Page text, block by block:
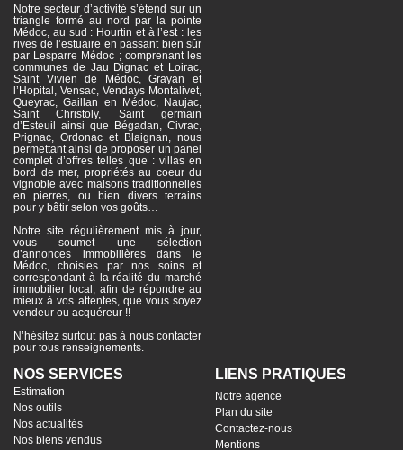
Notre secteur d’activité s’étend sur un
triangle formé au nord par la pointe
Médoc, au sud : Hourtin et à l’est : les
rives de l’estuaire en passant bien sûr
par Lesparre Médoc ; comprenant les
communes de Jau Dignac et Loirac,
Saint Vivien de Médoc, Grayan et
l’Hopital, Vensac, Vendays Montalivet,
Queyrac, Gaillan en Médoc, Naujac,
Saint Christoly, Saint germain
d’Esteuil ainsi que Bégadan, Civrac,
Prignac, Ordonac et Blaignan, nous
permettant ainsi de proposer un panel
complet d’offres telles que : villas en
bord de mer, propriétés au coeur du
vignoble avec maisons traditionnelles
en pierres, ou bien divers terrains
pour y bâtir selon vos goûts…
Notre site régulièrement mis à jour,
vous soumet une sélection
d’annonces immobilières dans le
Médoc, choisies par nos soins et
correspondant à la réalité du marché
immobilier local; afin de répondre au
mieux à vos attentes, que vous soyez
vendeur ou acquéreur !!
N’hésitez surtout pas à nous contacter
pour tous renseignements.
NOS SERVICES
Estimation
Nos outils
Nos actualités
Nos biens vendus
LIENS PRATIQUES
Notre agence
Plan du site
Contactez-nous
Mentions